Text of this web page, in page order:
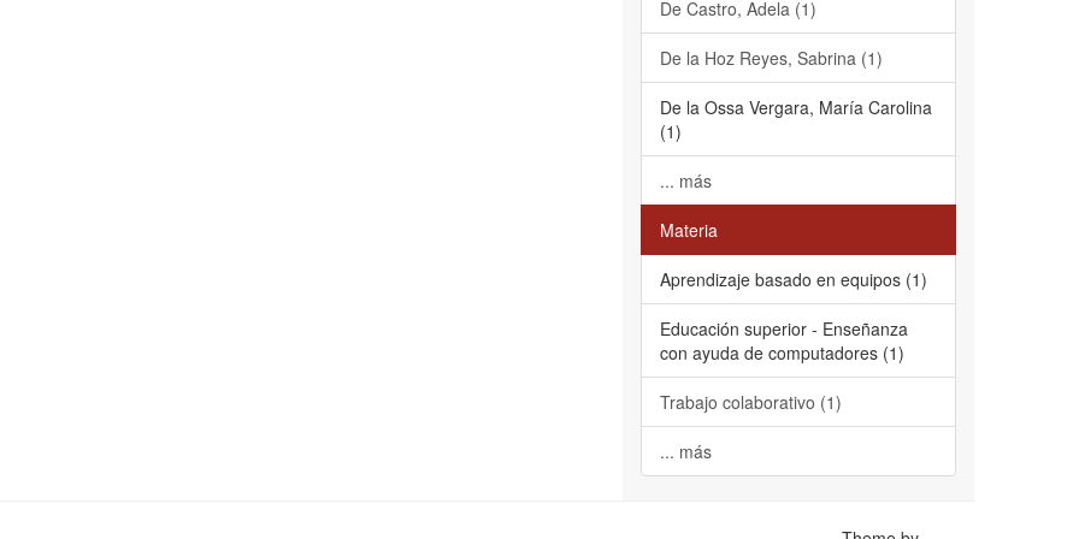
De Castro, Adela (1)
De la Hoz Reyes, Sabrina (1)
De la Ossa Vergara, María Carolina
(1)
... más
Materia
Aprendizaje basado en equipos (1)
Educación superior - Enseñanza
con ayuda de computadores (1)
Trabajo colaborativo (1)
... más